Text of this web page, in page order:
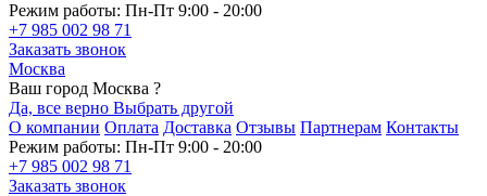
Режим работы: Пн-Пт 9:00 - 20:00
+7 985 002 98 71
Заказать звонок
Москва
Ваш город Москва ?
Да, все верно Выбрать другой
О компании Оплата Доставка Отзывы Партнерам Контакты
Режим работы: Пн-Пт 9:00 - 20:00
+7 985 002 98 71
Заказать звонок